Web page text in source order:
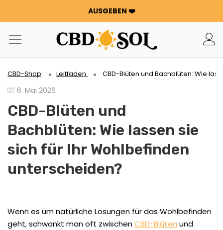
AUSGEBEN ❤️
WATERMELON CBD AB 0,30 €/g 🍉!
DOPPELTE BESTELLUNGEN ✨
100 G BLUMEN ODER HARZ GRATIS PRO 100 €, DIE SIE
AUSGEBEN ❤️
WATERMELON CBD AB 0,30 €/g 🍉!
100 G BLUMEN ODER HARZ GRATIS PRO 100 €, DIE SIE
AUSGEBEN ❤️
CBD-Shop Leitfaden CBD-Blüten und Bachblüten: Wie
6. Mai 2026
CBD-Blüten und
Bachblüten: Wie lassen sie
sich für Ihr Wohlbefinden
unterscheiden?
Wenn es um natürliche Lösungen für das Wohlbefinden
geht, schwankt man oft zwischenCBD-Blüten und